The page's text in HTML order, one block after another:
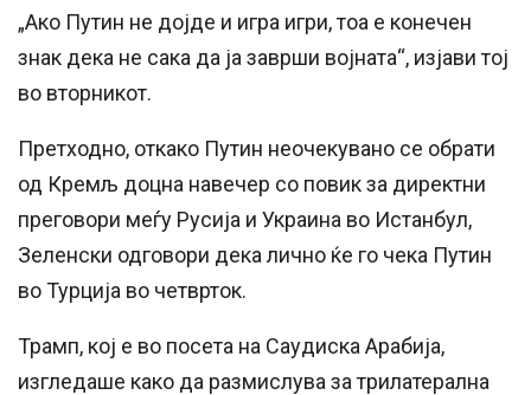
„Ако Путин не дојде и игра игри, тоа е конечен
знак дека не сака да ја заврши војната“, изјави тој
во вторникот.
Претходно, откако Путин неочекувано се обрати
од Кремљ доцна навечер со повик за директни
преговори меѓу Русија и Украина во Истанбул,
Зеленски одговори дека лично ќе го чека Путин
во Турција во четврток.
Трамп, кој е во посета на Саудиска Арабија,
изгледаше како да размислува за трилатерална